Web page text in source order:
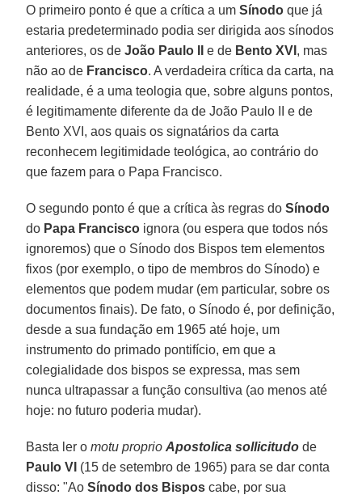
O primeiro ponto é que a crítica a umSínodo que já
estaria predeterminado podia ser dirigida aos sínodos
anteriores, os deJoão Paulo II e de Bento XVI , mas
não ao de Francisco. A verdadeira crítica da carta, na
realidade, é a uma teologia que, sobre alguns pontos,
é legitimamente diferente da de João Paulo II e de
Bento XVI, aos quais os signatários da carta
reconhecem legitimidade teológica, ao contrário do
que fazem para o Papa Francisco.
O segundo ponto é que a crítica às regras doSínodo
do Papa Francisco ignora (ou espera que todos nós
ignoremos) que o Sínodo dos Bispos tem elementos
fixos (por exemplo, o tipo de membros do Sínodo) e
elementos que podem mudar (em particular, sobre os
documentos finais). De fato, o Sínodo é, por definição,
desde a sua fundação em 1965 até hoje, um
instrumento do primado pontifício, em que a
colegialidade dos bispos se expressa, mas sem
nunca ultrapassar a função consultiva (ao menos até
hoje: no futuro poderia mudar).
Basta ler omotu proprioApostolica sollicitudo de
Paulo VI (15 de setembro de 1965) para se dar conta
disso: "AoSínodo dos Bispos cabe, por sua